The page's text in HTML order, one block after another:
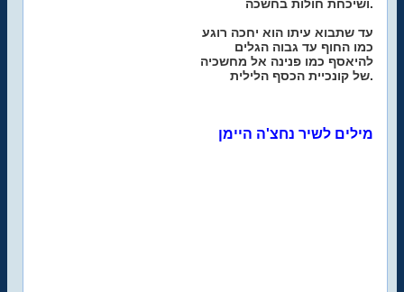
ושיכחת חולות בחשכה.
עד שתבוא עיתו הוא יחכה רוגע
כמו החוף עד גבוה הגלים
להיאסף כמו פנינה אל מחשכיה
של קונכיית הכסף הלילית.
מילים לשיר נחצ'ה היימן